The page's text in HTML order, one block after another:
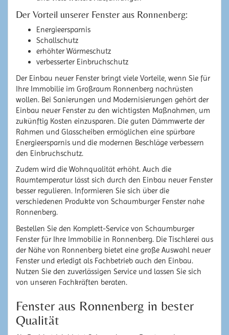
Der Vorteil unserer Fenster aus Ronnenberg:
Energieersparnis
Schallschutz
erhöhter Wärmeschutz
verbesserter Einbruchschutz
Der Einbau neuer Fenster bringt viele Vorteile, wenn Sie für
Ihre Immobilie im Großraum Ronnenberg nachrüsten
wollen. Bei Sanierungen und Modernisierungen gehört der
Einbau neuer Fenster zu den wichtigsten Maßnahmen, um
zukünftig Kosten einzusparen. Die guten Dämmwerte der
Rahmen und Glasscheiben ermöglichen eine spürbare
Energieersparnis und die modernen Beschläge verbessern
den Einbruchschutz.
Zudem wird die Wohnqualität erhöht. Auch die
Raumtemperatur lässt sich durch den Einbau neuer Fenster
besser regulieren. Informieren Sie sich über die
verschiedenen Produkte von Schaumburger Fenster nahe
Ronnenberg.
Bestellen Sie den Komplett-Service von Schaumburger
Fenster für Ihre Immobilie in Ronnenberg. Die Tischlerei aus
der Nähe von Ronnenberg bietet eine große Auswahl neuer
Fenster und erledigt als Fachbetrieb auch den Einbau.
Nutzen Sie den zuverlässigen Service und lassen Sie sich
von unseren Fachkräften beraten.
Fenster aus Ronnenberg in bester
Qualität